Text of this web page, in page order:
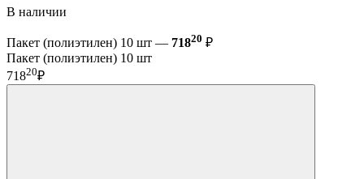
В наличии
Пакет (полиэтилен) 10 шт — 71820 ₽
Пакет (полиэтилен) 10 шт
71820₽